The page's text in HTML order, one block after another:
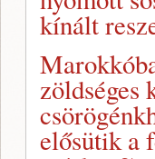
kínált
zöldséges
elősütik a